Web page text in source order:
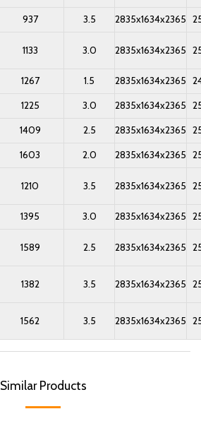
937 3.5 2835x1634x2365
1133 3.0 2835x1634x2365
1267 1.5 2835x1634x2365
1225 3.0 2835x1634x2365
1409 2.5 2835x1634x2365
1603 2.0 2835x1634x2365
1210 3.5 2835x1634x2365
1395 3.0 2835x1634x2365
1589 2.5 2835x1634x2365
1382 3.5 2835x1634x2365
1562 3.5 2835x1634x2365
Similar Products